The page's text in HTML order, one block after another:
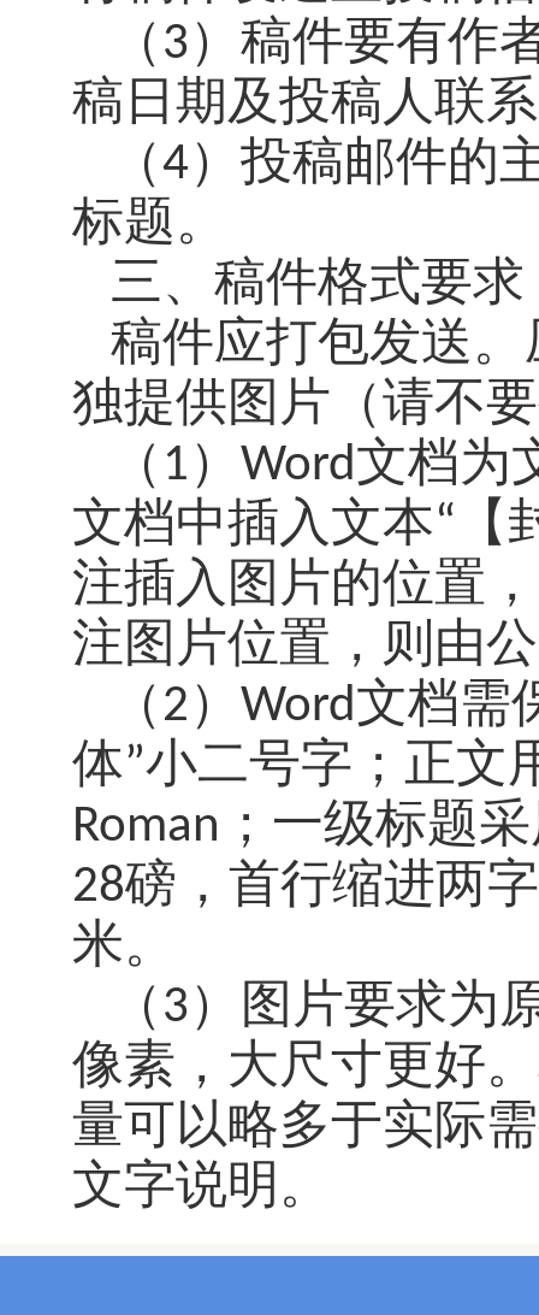
（ 3 ）稿件要有作
稿日期及投稿人联
（4 ）投稿邮件的
标题。
三、稿件格式要求
稿件应打包发送
独提供图片（请不
（ 1 ） Word文档为
文档中插入文本“
注插入图片的位置
注图片位置，则由
（ 2 ） Word文档需
体”小二号字；正文
Roman ；一级标题
28磅，首行缩进两
米。
（ 3 ）图片要求为
像素，大尺寸更好
量可以略多于实际
文字说明。